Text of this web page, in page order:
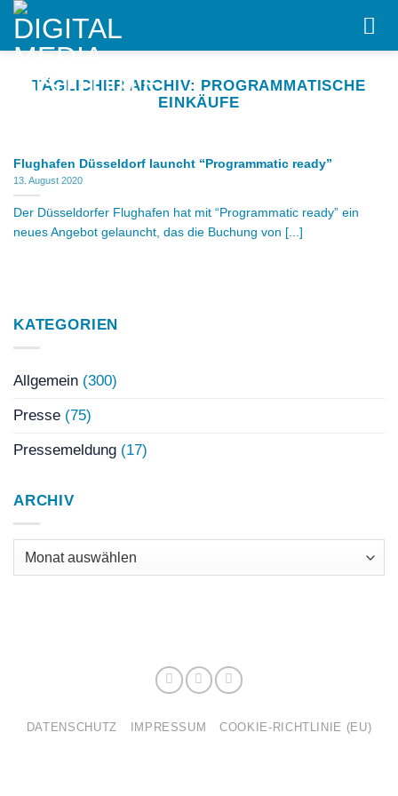
Skip
content
TÄGLICHER ARCHIV: PROGRAMMATISCHE
EINKÄUFE
Flughafen Düsseldorf launcht “Programmatic ready”
13. August 2020
Der Düsseldorfer Flughafen hat mit “Programmatic ready” ein
neues Angebot gelauncht, das die Buchung von [...]
KATEGORIEN
Allgemein (300)
Presse (75)
Pressemeldung (17)
ARCHIV
Archiv
DATENSCHUTZ IMPRESSUM COOKIE-RICHTLINIE (EU)